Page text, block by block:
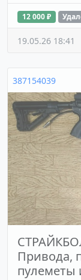
12 000 ₽
19.05.26 18:41
387154039
Привода,
пулеметы